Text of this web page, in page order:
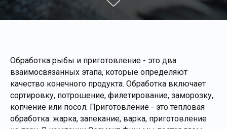
Обработка рыбы и приготовление - это два
взаимосвязанных этапа, которые определяют
качество конечного продукта. Обработка включает
сортировку, потрошение, филетирование, заморозку,
копчение или посол. Приготовление - это тепловая
обработка: жарка, запекание, варка, приготовление